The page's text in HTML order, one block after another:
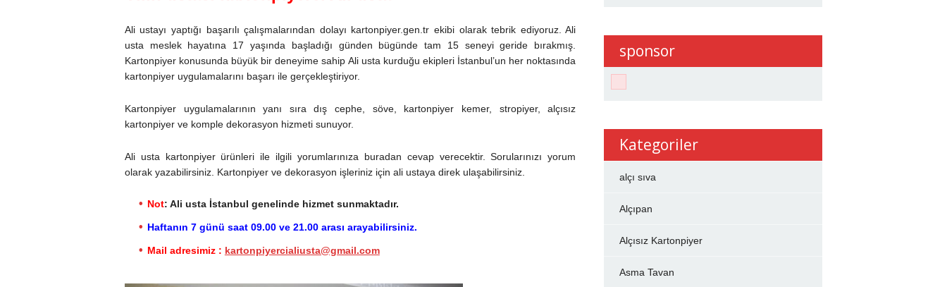
Ali ustayı yaptığı başarılı çalışmalarından dolayı kartonpiyer.gen.tr ekibi olarak tebrik ediyoruz. Ali
usta meslek hayatına 17 yaşında başladığı günden bügünde tam 15 seneyi geride bırakmış.
Kartonpiyer konusunda büyük bir deneyime sahip Ali usta kurduğu ekipleri İstanbul’un her noktasında
kartonpiyer uygulamalarını başarı ile gerçekleştiriyor.
Kartonpiyer uygulamalarının yanı sıra dış cephe, söve, kartonpiyer kemer, stropiyer, alçısız
kartonpiyer ve komple dekorasyon hizmeti sunuyor.
Ali usta kartonpiyer ürünleri ile ilgili yorumlarınıza buradan cevap verecektir. Sorularınızı yorum
olarak yazabilirsiniz. Kartonpiyer ve dekorasyon işleriniz için ali ustaya direk ulaşabilirsiniz.
Not: Ali usta İstanbul genelinde hizmet sunmaktadır.
Haftanın 7 günü saat 09.00 ve 21.00 arası arayabilirsiniz.
Mail adresimiz : kartonpiyercialiusta@gmail.com
sponsor
Kategoriler
alçı sıva
Alçıpan
Alçısız Kartonpiyer
Asma Tavan